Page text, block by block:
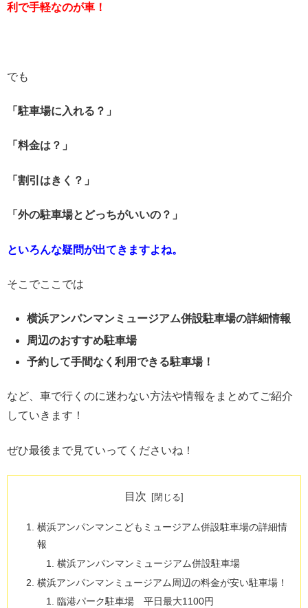
利で手軽なのが車！
でも
「駐車場に入れる？」
「料金は？」
「割引はきく？」
「外の駐車場とどっちがいいの？」
といろんな疑問が出てきますよね。
そこでここでは
横浜アンパンマンミュージアム併設駐車場の詳細情報
周辺のおすすめ駐車場
予約して手間なく利用できる駐車場！
など、車で行くのに迷わない方法や情報をまとめてご紹介
していきます！
ぜひ最後まで見ていってくださいね！
目次
横浜アンパンマンこどもミュージアム併設駐車場の詳細情
報
横浜アンパンマンミュージアム併設駐車場
横浜アンパンマンミュージアム周辺の料金が安い駐車場！
臨港パーク駐車場 平日最大1100円